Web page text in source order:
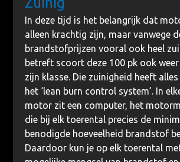
In deze tijd is het belangrijk dat
alleen krachtig zijn, maar vanwege
brandstofprijzen vooral ook heel
betreft scoort deze 100 pk ook
zijn klasse. Die zuinigheid heeft
het ‘lean burn control system’. In
motor zit een computer, het
die bij elk toerental precies de
benodigde hoeveelheid brandstof
Daardoor kun je op elk toerental